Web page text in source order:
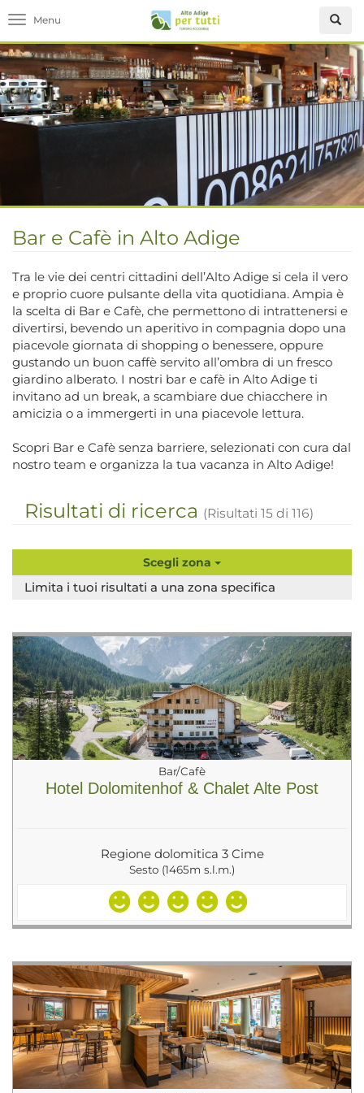
Toggle navigation
Bar e Cafè in Alto Adige
Tra le vie dei centri cittadini dell’Alto Adige si cela il vero
e proprio cuore pulsante della vita quotidiana. Ampia è
la scelta di Bar e Cafè, che permettono di intrattenersi e
divertirsi, bevendo un aperitivo in compagnia dopo una
piacevole giornata di shopping o benessere, oppure
gustando un buon caffè servito all’ombra di un fresco
giardino alberato. I nostri bar e cafè in Alto Adige ti
invitano ad un break, a scambiare due chiacchere in
amicizia o a immergerti in una piacevole lettura.
Scopri Bar e Cafè senza barriere, selezionati con cura dal
nostro team e organizza la tua vacanza in Alto Adige!
Risultati di ricerca (Risultati 15 di 116)
Scegli zona
Limita i tuoi risultati a una zona specifica
Bar/Cafè
Hotel Dolomitenhof & Chalet Alte Post
Regione dolomitica 3 Cime
Sesto (1465m s.l.m.)